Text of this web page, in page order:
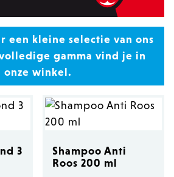
zorgvuldig geselecteerd
je hond en om
problemen aan te
een kleine selectie van ons
gamma vind je in
onze winkel.
3
Shampoo Anti
Roos 200 ml